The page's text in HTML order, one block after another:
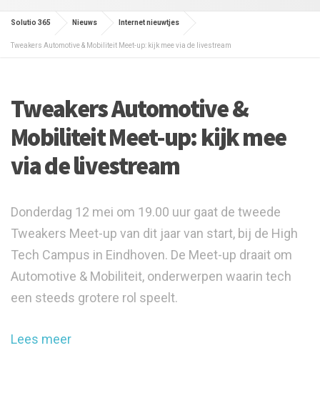
Solutio 365 Nieuws Internet nieuwtjes
Tweakers Automotive & Mobiliteit Meet-up: kijk mee via de livestream
Tweakers Automotive &
Mobiliteit Meet-up: kijk mee
via de livestream
Donderdag 12 mei om 19.00 uur gaat de tweede
Tweakers Meet-up van dit jaar van start, bij de High
Tech Campus in Eindhoven. De Meet-up draait om
Automotive & Mobiliteit, onderwerpen waarin tech
een steeds grotere rol speelt.
Lees meer